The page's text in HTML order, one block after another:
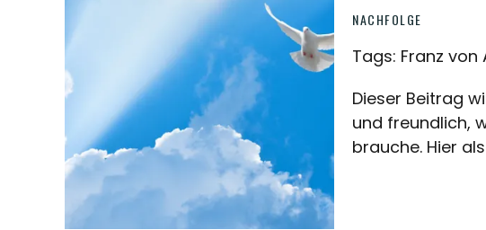
NACHFOLGE
Tags: Franz
Dieser Beitrag
und freundlich,
brauche. Hier